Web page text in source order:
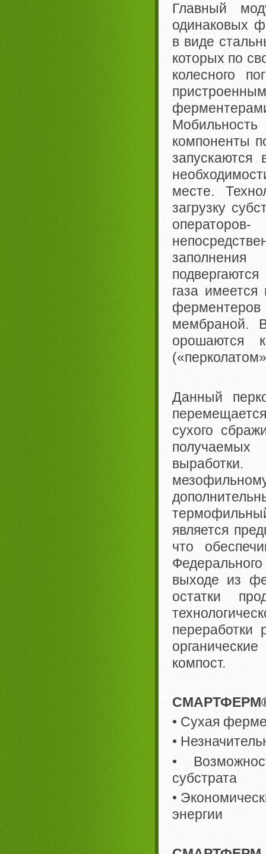
Главный
одинаковых
в виде
которых по
колесного
компоненты
месте.
загрузку
газа
мембраной.
орошаются
Данный
сухого
выработки.
является
что
выходе из
остатки
переработки
компост.
• Сухая
•
•
субстрата
•
энергии